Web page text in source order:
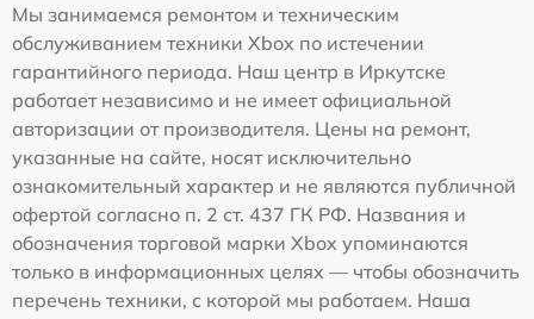
Мы занимаемся ремонтом и техническим
обслуживанием техники Xbox по истечении
гарантийного периода. Наш центр в Иркутске
работает независимо и не имеет официальной
авторизации от производителя. Цены на ремонт,
указанные на сайте, носят исключительно
ознакомительный характер и не являются публичной
офертой согласно п. 2 ст. 437 ГК РФ. Названия и
обозначения торговой марки Xbox упоминаются
только в информационных целях — чтобы обозначить
перечень техники, с которой мы работаем. Наша